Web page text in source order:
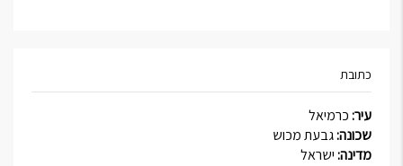
כתובת
עיר:כרמיאל
שכונה:גבעת מכוש
מדינה:ישראל